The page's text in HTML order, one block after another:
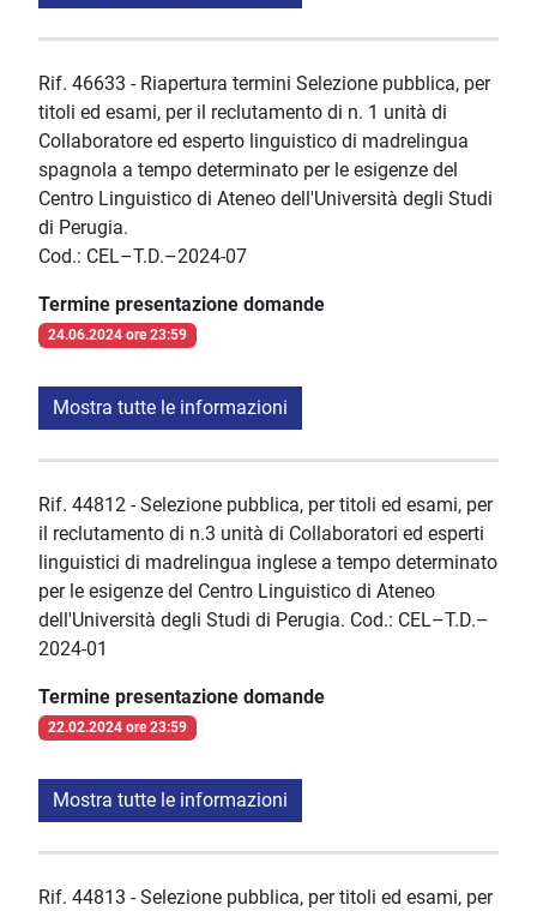
Rif. 46633 - Riapertura termini Selezione pubblica, per
titoli ed esami, per il reclutamento di n. 1 unità di
Collaboratore ed esperto linguistico di madrelingua
spagnola a tempo determinato per le esigenze del
Centro Linguistico di Ateneo dell'Università degli Studi
di Perugia.
Cod.: CEL–T.D.–2024-07
Termine presentazione domande
24.06.2024 ore 23:59
Mostra tutte le informazioni
Rif. 44812 - Selezione pubblica, per titoli ed esami, per
il reclutamento di n.3 unità di Collaboratori ed esperti
linguistici di madrelingua inglese a tempo determinato
per le esigenze del Centro Linguistico di Ateneo
dell'Università degli Studi di Perugia. Cod.: CEL–T.D.–
2024-01
Termine presentazione domande
22.02.2024 ore 23:59
Mostra tutte le informazioni
Rif. 44813 - Selezione pubblica, per titoli ed esami, per